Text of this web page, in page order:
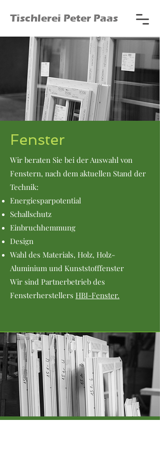
Tischlerei Peter Paas
Fenster
Wir beraten Sie bei der Auswahl von
Fenstern, nach dem aktuellen Stand der
Technik:
Energiesparpotential
Schallschutz
Einbruchhemmung
Design
Wahl des Materials, Holz, Holz-
Aluminium und Kunststofffenster
Wir sind Partnerbetrieb des
Fensterherstellers HBI-Fenster.